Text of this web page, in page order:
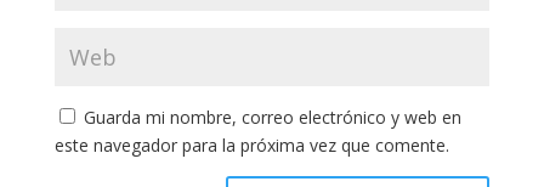
Guarda mi nombre, correo electrónico y web en
este navegador para la próxima vez que comente.